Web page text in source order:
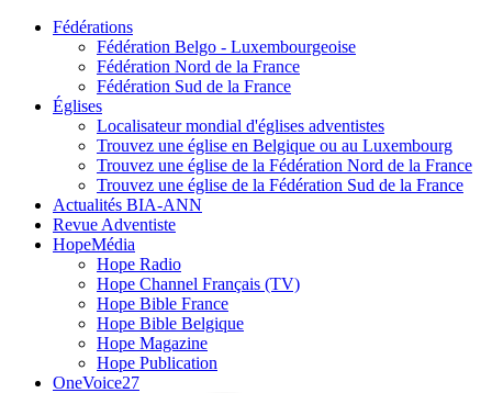
Fédérations
Fédération Belgo - Luxembourgeoise
Fédération Nord de la France
Fédération Sud de la France
Églises
Localisateur mondial d'églises adventistes
Trouvez une église en Belgique ou au Luxembourg
Trouvez une église de la Fédération Nord de la France
Trouvez une église de la Fédération Sud de la France
Actualités BIA-ANN
Revue Adventiste
HopeMédia
Hope Radio
Hope Channel Français (TV)
Hope Bible France
Hope Bible Belgique
Hope Magazine
Hope Publication
OneVoice27